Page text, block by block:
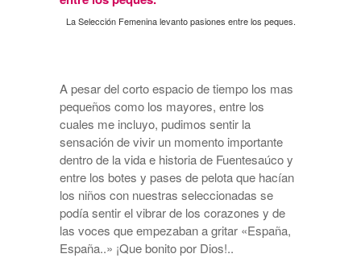
La Selección Femenina levanto pasiones entre los peques.
A pesar del corto espacio de tiempo los mas
pequeños como los mayores, entre los
cuales me incluyo, pudimos sentir la
sensación de vivir un momento importante
dentro de la vida e historia de Fuentesaúco y
entre los botes y pases de pelota que hacían
los niños con nuestras seleccionadas se
podía sentir el vibrar de los corazones y de
las voces que empezaban a gritar «España,
España..» ¡Que bonito por Dios!..